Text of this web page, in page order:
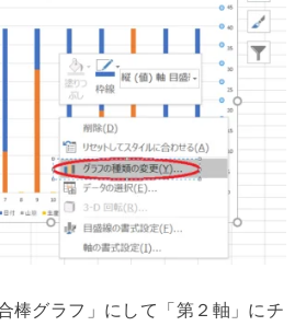
棒グラフ」にして「第２軸」にチ